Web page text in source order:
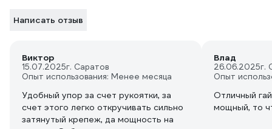
Написать отзыв
Виктор
15.07.2025г. Саратов
Опыт использования: Менее месяца
Удобный упор за счет рукоятки, за
счет этого легко откручивать сильно
затянутый крепеж, да мощность на
Влад
26.06.2025г.
Опыт
Отличный
мощный, то